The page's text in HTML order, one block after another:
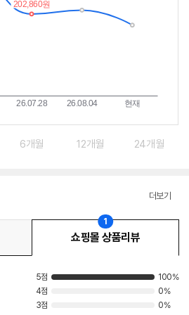
6개월 12개월 24개월
더보기
쇼핑몰 상품리뷰
1
5점
100%
4점
0%
3점
0%